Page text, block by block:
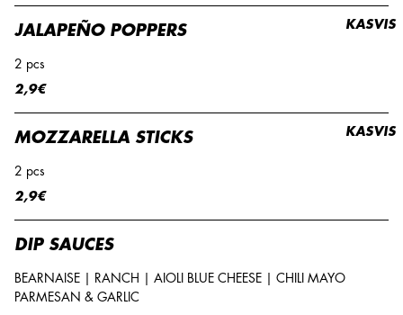
JALAPEÑO POPPERS
2 pcs
2,9€
KASVIS
MOZZARELLA STICKS
2 pcs
2,9€
KASVIS
DIP SAUCES
BEARNAISE | RANCH | AIOLI BLUE CHEESE | CHILI MAYO
PARMESAN & GARLIC